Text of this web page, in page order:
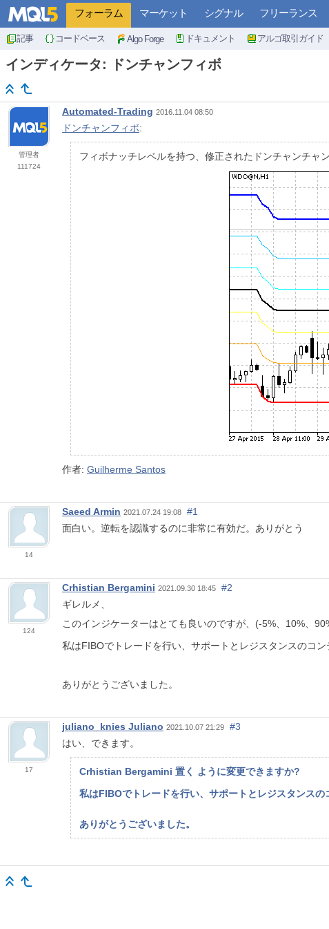
フォーラム マーケット シグナル フリーランス
記事 コードベース Algo Forge ドキュメント アルゴ取引ガイド
インディケータ: ドンチャンフィボ
管理者
111724
Automated-Trading 2016.11.04 08:50
ドンチャンフィボ:
フィボナッチレベルを持つ、修正されたドンチャンチャ
作者: Guilherme Santos
14
Saeed Armin 2021.07.24 19:08
#1
面白い。逆転を認識するのに非常に有効だ。ありがとう
124
Crhistian Bergamini 2021.09.30 18:45
#2
ギレルメ、
このインジケーターはとても良いのですが、(-5%、10%、
私はFIBOでトレードを行い、サポートとレジスタンスのコ
ありがとうございました。
17
juliano_knies Juliano 2021.10.07 21:29
#3
はい、できます。
Crhistian Bergamini 置く ように変更できますか?
私はFIBOでトレードを行い、サポートとレジスタンス
ありがとうございました。